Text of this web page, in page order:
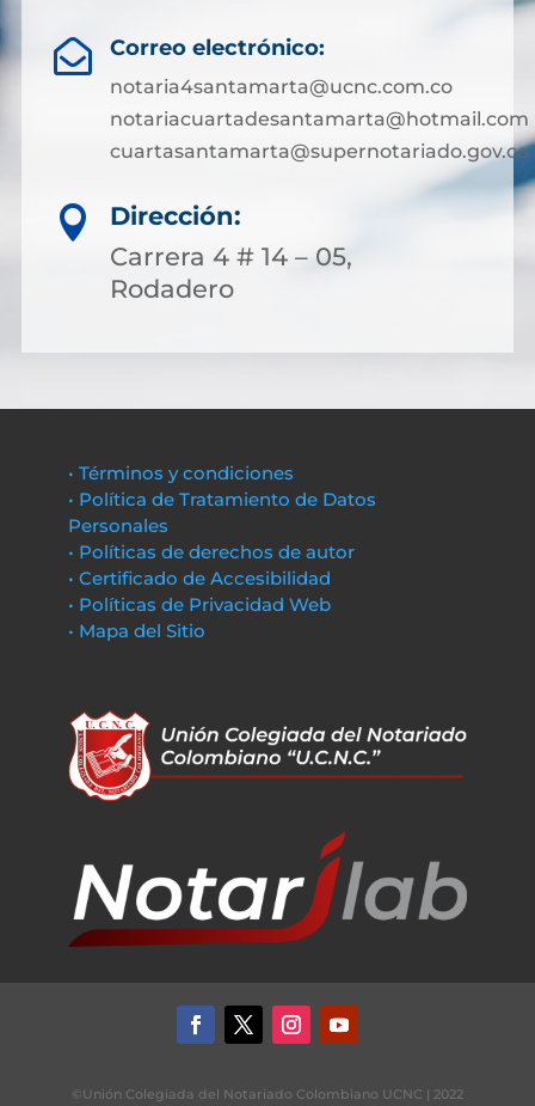
 Correo electrónico:
notaria4santamarta@ucnc.com.co
notariacuartadesantamarta@hotmail.com
cuartasantamarta@supernotariado.gov.co

Dirección:
Carrera 4 # 14 – 05,
Rodadero
• Términos y condiciones
• Política de Tratamiento de Datos
Personales
• Políticas de derechos de autor
• Certificado de Accesibilidad
• Políticas de Privacidad Web
• Mapa del Sitio
©Unión Colegiada del Notariado Colombiano UCNC | 2022